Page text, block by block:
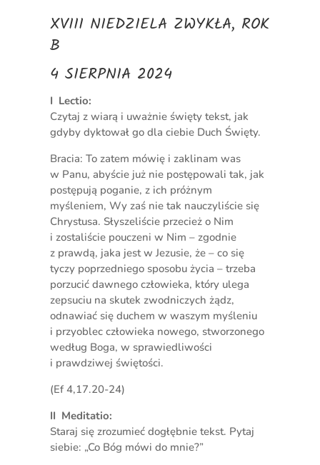
XVIII NIEDZIELA ZWYKŁA, ROK
B
4 SIERPNIA 2024
I Lectio:
Czytaj z wiarą i uważnie święty tekst, jak
gdyby dyktował go dla ciebie Duch Święty.
Bracia: To zatem mówię i zaklinam was
w Panu, abyście już nie postępowali tak, jak
postępują poganie, z ich próżnym
myśleniem, Wy zaś nie tak nauczyliście się
Chrystusa. Słyszeliście przecież o Nim
i zostaliście pouczeni w Nim – zgodnie
z prawdą, jaka jest w Jezusie, że – co się
tyczy poprzedniego sposobu życia – trzeba
porzucić dawnego człowieka, który ulega
zepsuciu na skutek zwodniczych żądz,
odnawiać się duchem w waszym myśleniu
i przyoblec człowieka nowego, stworzonego
według Boga, w sprawiedliwości
i prawdziwej świętości.
(Ef 4,17.20-24)
II Meditatio:
Staraj się zrozumieć dogłębnie tekst. Pytaj
siebie: „Co Bóg mówi do mnie?”